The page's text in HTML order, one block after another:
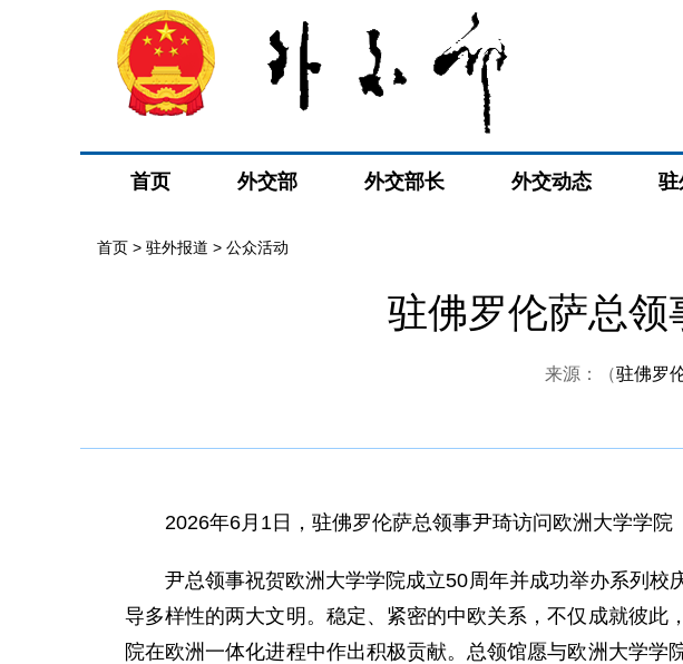
首页 外交部 外交部长 外交动态 驻
首页 > 驻外报道 > 公众活动
驻佛罗伦萨总
来源：（驻佛罗
2026年6月1日，驻佛罗伦萨总领事尹琦访问欧洲大学学院
尹总领事祝贺欧洲大学学院成立50周年并成功举办系列
导多样性的两大文明。稳定、紧密的中欧关系，不仅成就彼
院在欧洲一体化进程中作出积极贡献。总领馆愿与欧洲大学